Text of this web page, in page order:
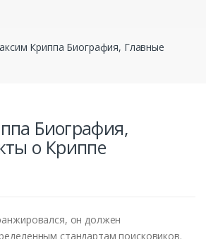
Криппа Биография, Главные
Биография,
о Криппе
он должен
стандартам поисковиков.